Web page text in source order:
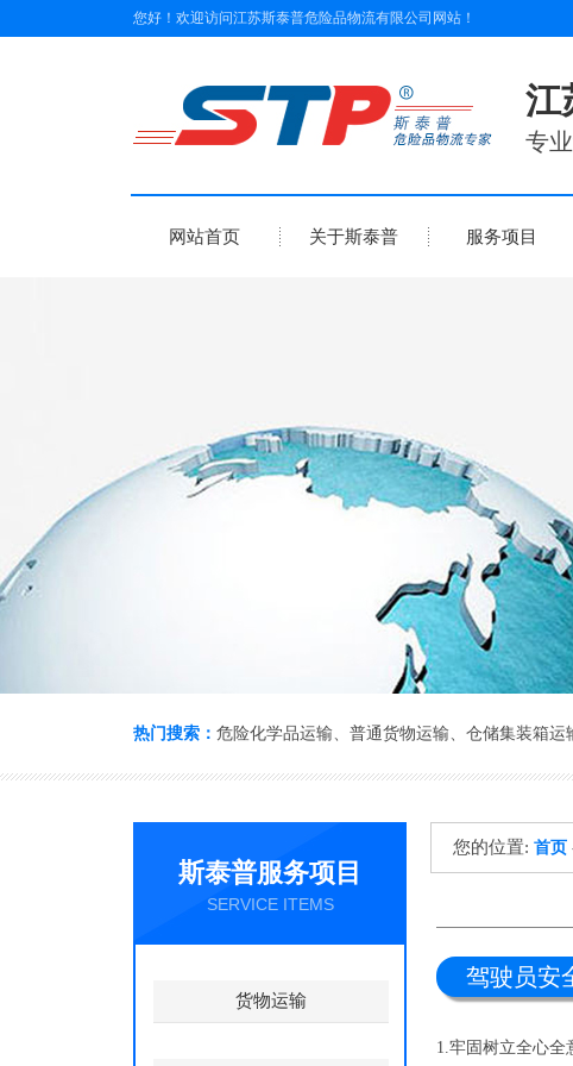
您好！欢迎访问江苏斯泰普危险品物流有限公司 网站！
江
专
网站首页 关于斯泰普 服务项目
热门搜索： 危险化学品运输、 普通货物运输、 仓储集装箱运
斯泰普服务项目
SERVICE ITEMS
货物运输
您的位置: 首页
驾驶员安
1.牢固树立全心全